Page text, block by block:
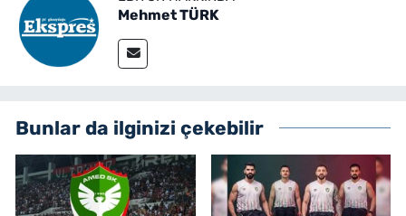
Mehmet TÜRK
Bunlar da ilginizi çekebilir